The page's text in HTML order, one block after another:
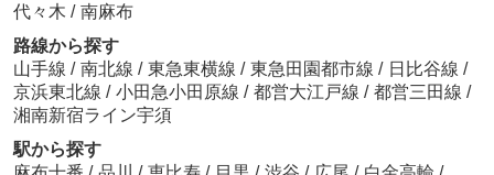
代々木 / 南麻布
路線から探す
山手線 / 南北線 / 東急東横線 / 東急田園都市線 / 日比谷線 /
京浜東北線 / 小田急小田原線 / 都営大江戸線 / 都営三田線 /
湘南新宿ライン宇須
駅から探す